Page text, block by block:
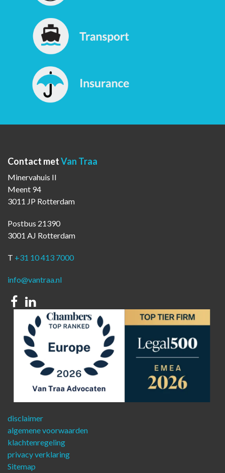
Contact metVan Traa
Minervahuis II
Meent 94
3011 JP Rotterdam
Postbus 21390
3001 AJ Rotterdam
T +31 10 413 7000
info@vantraa.nl
Facebook
Linkedin
disclaimer
algemene voorwaarden
klachtenregeling
privacy verklaring
Sitemap